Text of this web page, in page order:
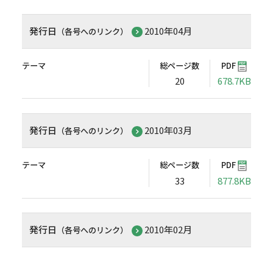
発行日 （各号へのリンク） 2010年04月
テーマ 総ページ数
20
PDF
678.7KB
発行日 （各号へのリンク） 2010年03月
テーマ 総ページ数
33
PDF
877.8KB
発行日 （各号へのリンク） 2010年02月